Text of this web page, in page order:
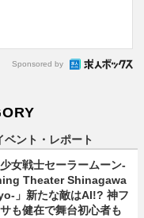
Sponsored by
ベント・レポート
少女戦士セーラームーン-
Theater Shinagawa
」新たな敵はAI!? 神フ
も健在で舞台初心者も